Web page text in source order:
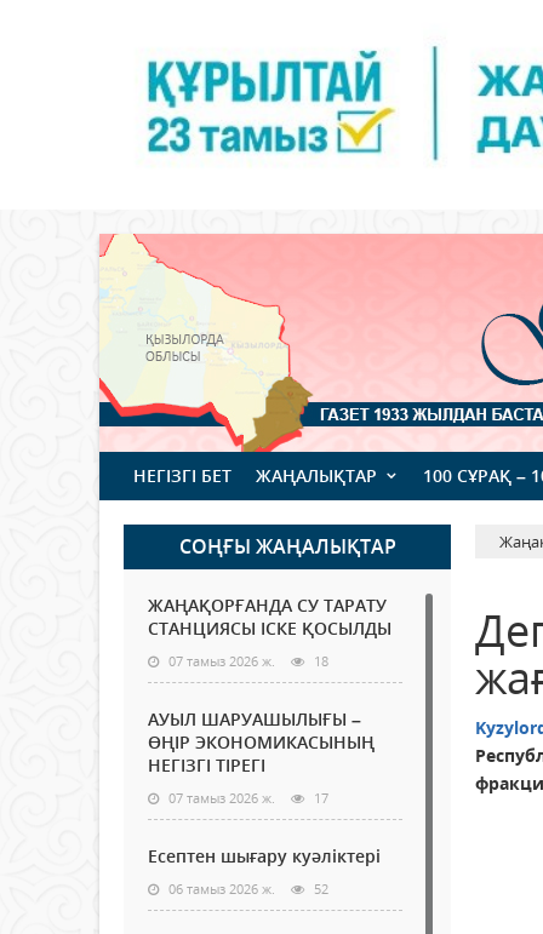
НЕГІЗГІ БЕТ ЖАҢАЛЫҚТАР 100 СҰРАҚ –
СОҢҒЫ ЖАҢАЛЫҚТАР
ЖАҢАҚОРҒАНДА СУ ТАРАТУ
СТАНЦИЯСЫ ІСКЕ ҚОСЫЛДЫ
07 тамыз 2026 ж. 18
АУЫЛ ШАРУАШЫЛЫҒЫ –
ӨҢІР ЭКОНОМИКАСЫНЫҢ
НЕГІЗГІ ТІРЕГІ
07 тамыз 2026 ж. 17
Есептен шығару куәліктері
06 тамыз 2026 ж. 52